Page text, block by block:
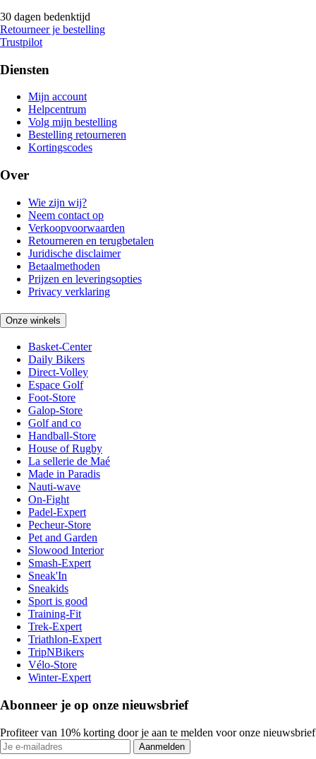
30 dagen bedenktijd
Retourneer je bestelling
Trustpilot
Diensten
Mijn account
Helpcentrum
Volg mijn bestelling
Bestelling retourneren
Kortingscodes
Over
Wie zijn wij?
Neem contact op
Verkoopvoorwaarden
Retourneren en terugbetalen
Juridische disclaimer
Betaalmethoden
Prijzen en leveringsopties
Privacy verklaring
Onze winkels
Basket-Center
Daily Bikers
Direct-Volley
Espace Golf
Foot-Store
Galop-Store
Golf and co
Handball-Store
House of Rugby
La sellerie de Maé
Made in Paradis
Nauti-wave
On-Fight
Padel-Expert
Pecheur-Store
Pet and Garden
Slowood Interior
Smash-Expert
Sneak'In
Sneakids
Sport is good
Training-Fit
Trek-Expert
Triathlon-Expert
TripNBikers
Vélo-Store
Winter-Expert
Abonneer je op onze nieuwsbrief
Profiteer van 10% korting door je aan te melden voor onze nieuwsbrief
Aanmelden